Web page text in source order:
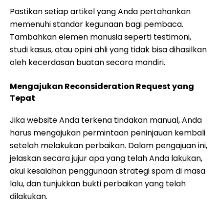
Pastikan setiap artikel yang Anda pertahankan
memenuhi standar kegunaan bagi pembaca.
Tambahkan elemen manusia seperti testimoni,
studi kasus, atau opini ahli yang tidak bisa dihasilkan
oleh kecerdasan buatan secara mandiri.
Mengajukan Reconsideration Request yang
Tepat
Jika website Anda terkena tindakan manual, Anda
harus mengajukan permintaan peninjauan kembali
setelah melakukan perbaikan. Dalam pengajuan ini,
jelaskan secara jujur apa yang telah Anda lakukan,
akui kesalahan penggunaan strategi spam di masa
lalu, dan tunjukkan bukti perbaikan yang telah
dilakukan.